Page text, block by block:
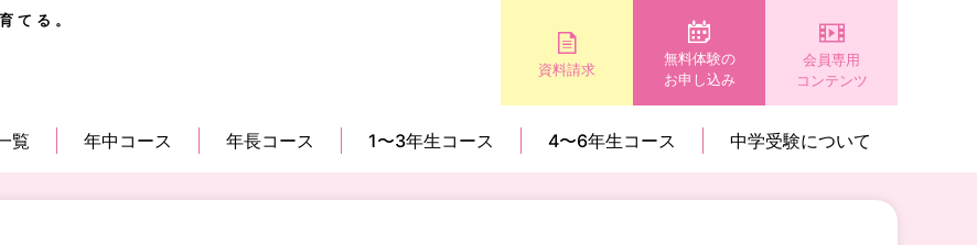
てる。
資料請求
無料体験の
お申し込み
会員専用
コンテンツ
覧 年中コース 年長コース 1〜3年生コース 4〜6年生コース 中学受験について